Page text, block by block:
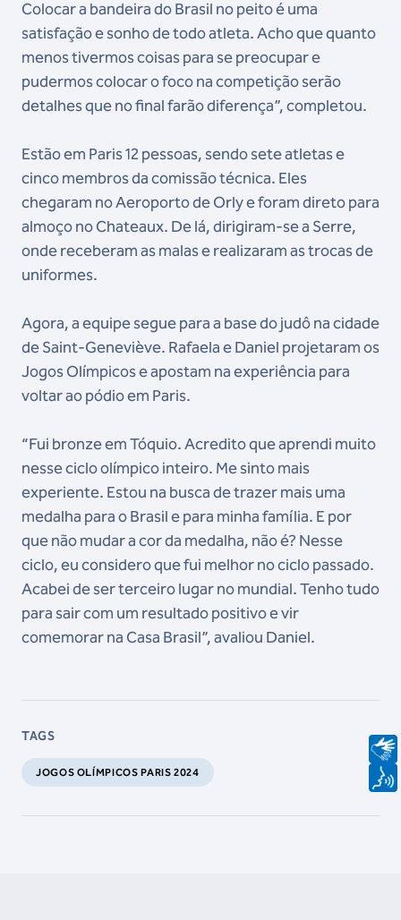
Colocar a bandeira do Brasil no peito é uma
satisfação e sonho de todo atleta. Acho que quanto
menos tivermos coisas para se preocupar e
pudermos colocar o foco na competição serão
detalhes que no final farão diferença”, completou.
Estão em Paris 12 pessoas, sendo sete atletas e
cinco membros da comissão técnica. Eles
chegaram no Aeroporto de Orly e foram direto para
almoço no Chateaux. De lá, dirigiram-se a Serre,
onde receberam as malas e realizaram as trocas de
uniformes.
Agora, a equipe segue para a base do judô na cidade
de Saint-Geneviève. Rafaela e Daniel projetaram os
Jogos Olímpicos e apostam na experiência para
voltar ao pódio em Paris.
“Fui bronze em Tóquio. Acredito que aprendi muito
nesse ciclo olímpico inteiro. Me sinto mais
experiente. Estou na busca de trazer mais uma
medalha para o Brasil e para minha família. E por
que não mudar a cor da medalha, não é? Nesse
ciclo, eu considero que fui melhor no ciclo passado.
Acabei de ser terceiro lugar no mundial. Tenho tudo
para sair com um resultado positivo e vir
comemorar na Casa Brasil”, avaliou Daniel.
TAGS
JOGOS OLÍMPICOS PARIS 2024